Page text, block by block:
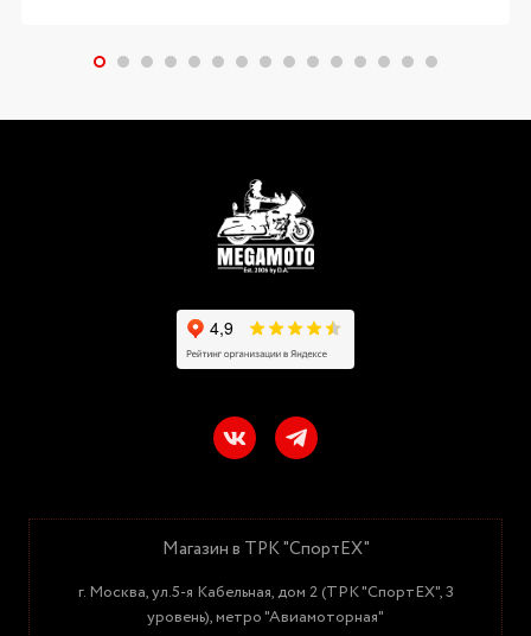
Магазин в ТРК "СпортЕХ"
г. Москва, ул.5-я Кабельная, дом 2 (ТРК "СпортЕХ", 3
уровень), метро "Авиамоторная"